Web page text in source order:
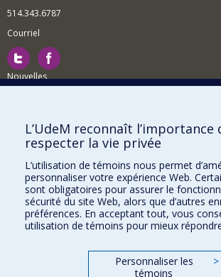
514.343.6787
Courriel
Nouvelles
Comment soutenir le Département?
BESOIN D'AIDE?
Plan du site
Signaler une erreur
Accessibilité
FACULTÉ DES ARTS ET DES SCIENCES
Nos départements et écoles
L’UdeM reconnaît l’importance
respecter la vie privée
L’utilisation de témoins nous permet
personnaliser votre expérience Web.
sont obligatoires pour assurer le
sécurité du site Web, alors que d’autres
préférences. En acceptant tout, vous
utilisation de témoins pour mieux
Personnaliser les
témoins
>